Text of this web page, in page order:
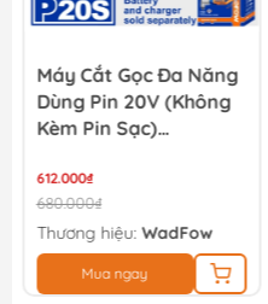
Máy Cắt Gọc Đa Năng
Dùng Pin 20V (không
Kèm Pin Sạc)
612.000₫
680.000₫
Thương hiệu: WadFow
Mua ngay